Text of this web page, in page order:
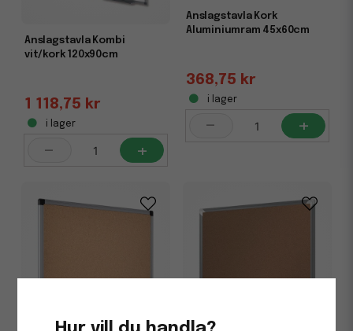
Anslagstavla Kombi
vit/kork 120x90cm
1 118,75 kr
i lager
- +
Anslagstavla Kork
Aluminiumram 45x60cm
368,75 kr
i lager
- +